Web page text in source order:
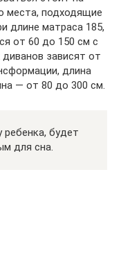
места, подходящие
длине матраса 185,
от 60 до 150 см с
зависят от
длина
— от 80 до 300 см.
будет
для сна.